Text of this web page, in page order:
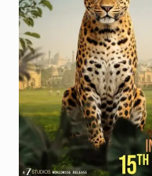
e
a
t
h
er
,
T